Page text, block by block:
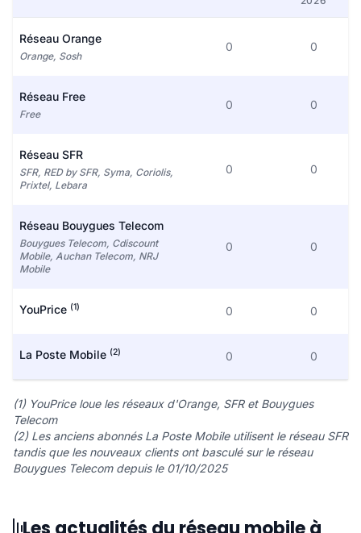
Réseau Orange
Orange, Sosh
0 0
Réseau Free
Free
0 0
Réseau SFR
SFR, RED by SFR, Syma, Coriolis,
Prixtel, Lebara
0 0
Réseau Bouygues Telecom
Bouygues Telecom, Cdiscount
Mobile, Auchan Telecom, NRJ
Mobile
0 0
YouPrice (1) 0 0
La Poste Mobile (2) 0 0
(1) YouPrice loue les réseaux d'Orange, SFR et Bouygues
Telecom
(2) Les anciens abonnés La Poste Mobile utilisent le réseau SFR
tandis que les nouveaux clients ont basculé sur le réseau
Bouygues Telecom depuis le 01/10/2025